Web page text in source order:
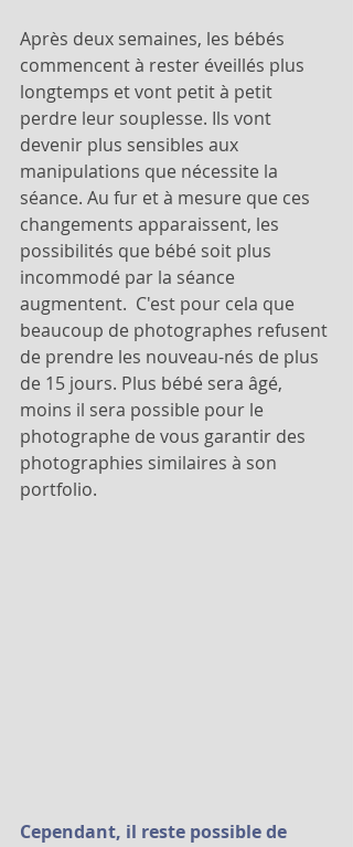
Après deux semaines, les bébés
commencent à rester éveillés plus
longtemps et vont petit à petit
perdre leur souplesse. Ils vont
devenir plus sensibles aux
manipulations que nécessite la
séance. Au fur et à mesure que ces
changements apparaissent, les
possibilités que bébé soit plus
incommodé par la séance
augmentent.  C'est pour cela que
beaucoup de photographes refusent
de prendre les nouveau-nés de plus
de 15 jours. Plus bébé sera âgé,
moins il sera possible pour le
photographe de vous garantir des
photographies similaires à son
portfolio.
Cependant, il reste possible de